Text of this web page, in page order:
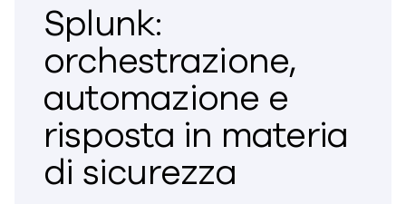
Splunk:
orchestrazione,
automazione e
risposta in materia
di sicurezza